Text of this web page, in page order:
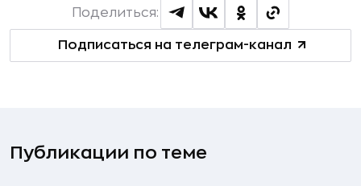
Подписаться на телеграм-канал
Поделиться:
Публикации по теме